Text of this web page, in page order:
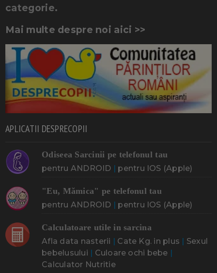
categorie.
Mai multe despre noi aici >>
APLICATII DESPRECOPII
Odiseea Sarcinii pe telefonul tau
pentru ANDROID | pentru IOS (Apple)
"Eu, Mămica" pe telefonul tau
pentru ANDROID | pentru IOS (Apple)
Calculatoare utile in sarcina
Afla data nasterii | Cate Kg. in plus | Sexul
bebelusului | Culoare ochi bebe |
Calculator Nutritie